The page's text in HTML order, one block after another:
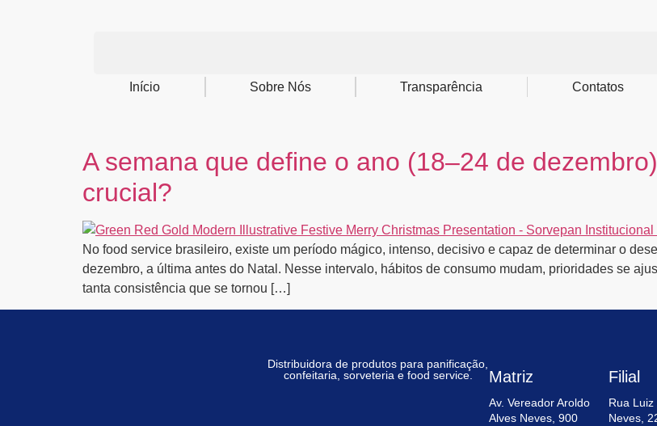
Início Sobre Nós Transparência Contatos
A semana que define o ano (18–24 de
crucial?
No food service brasileiro, existe um período mágico, intenso, decisivo e capaz de determinar o
dezembro, a última antes do Natal. Nesse intervalo, hábitos de consumo mudam, prioridades se
tanta consistência que se tornou […]
Distribuidora de produtos para panificação,
confeitaria, sorveteria e food service. Matriz
Av. Vereador Aroldo
Alves Neves, 900
Filial
Rua
Neves,